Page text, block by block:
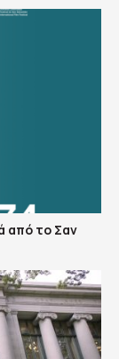
από το Σαν